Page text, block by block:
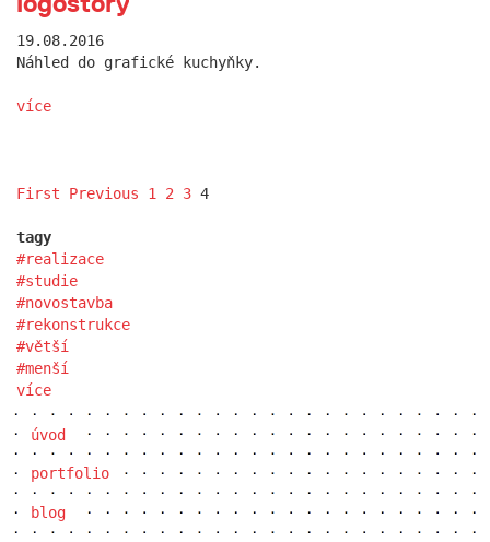
19.08.2016
Náhled do grafické kuchyňky.
více
First Previous 1 2 3 4
tagy
realizace
studie
novostavba
rekonstrukce
větší
menší
více
úvod
portfolio
blog